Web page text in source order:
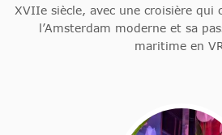
XVIIe siècle, avec une croisière qui
l’Amsterdam moderne et sa
maritime en